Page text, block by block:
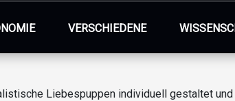
VERSCHIEDENE
Liebespuppen individuell gestaltet